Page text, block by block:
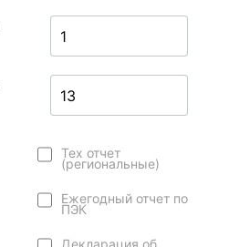
Тех отчет
(региональные)
Ежегодный отчет по
ПЭК